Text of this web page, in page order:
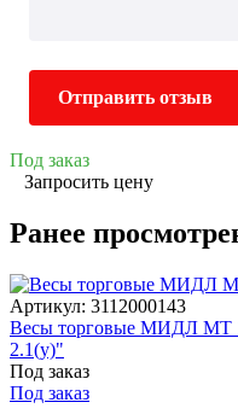
Отправить отзыв
Под заказ
Запросить цену
Ранее
Артикул: 3112000143
Весы торговые МИДЛ МТ
2.1(у)"
Под заказ
Под заказ